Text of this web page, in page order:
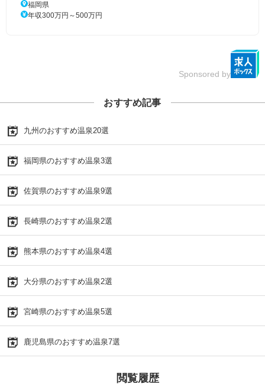
福岡県
年収300万円～500万円
Sponsored by
おすすめ記事
九州のおすすめ温泉20選
福岡県のおすすめ温泉3選
佐賀県のおすすめ温泉9選
長崎県のおすすめ温泉2選
熊本県のおすすめ温泉4選
大分県のおすすめ温泉2選
宮崎県のおすすめ温泉5選
鹿児島県のおすすめ温泉7選
閲覧履歴